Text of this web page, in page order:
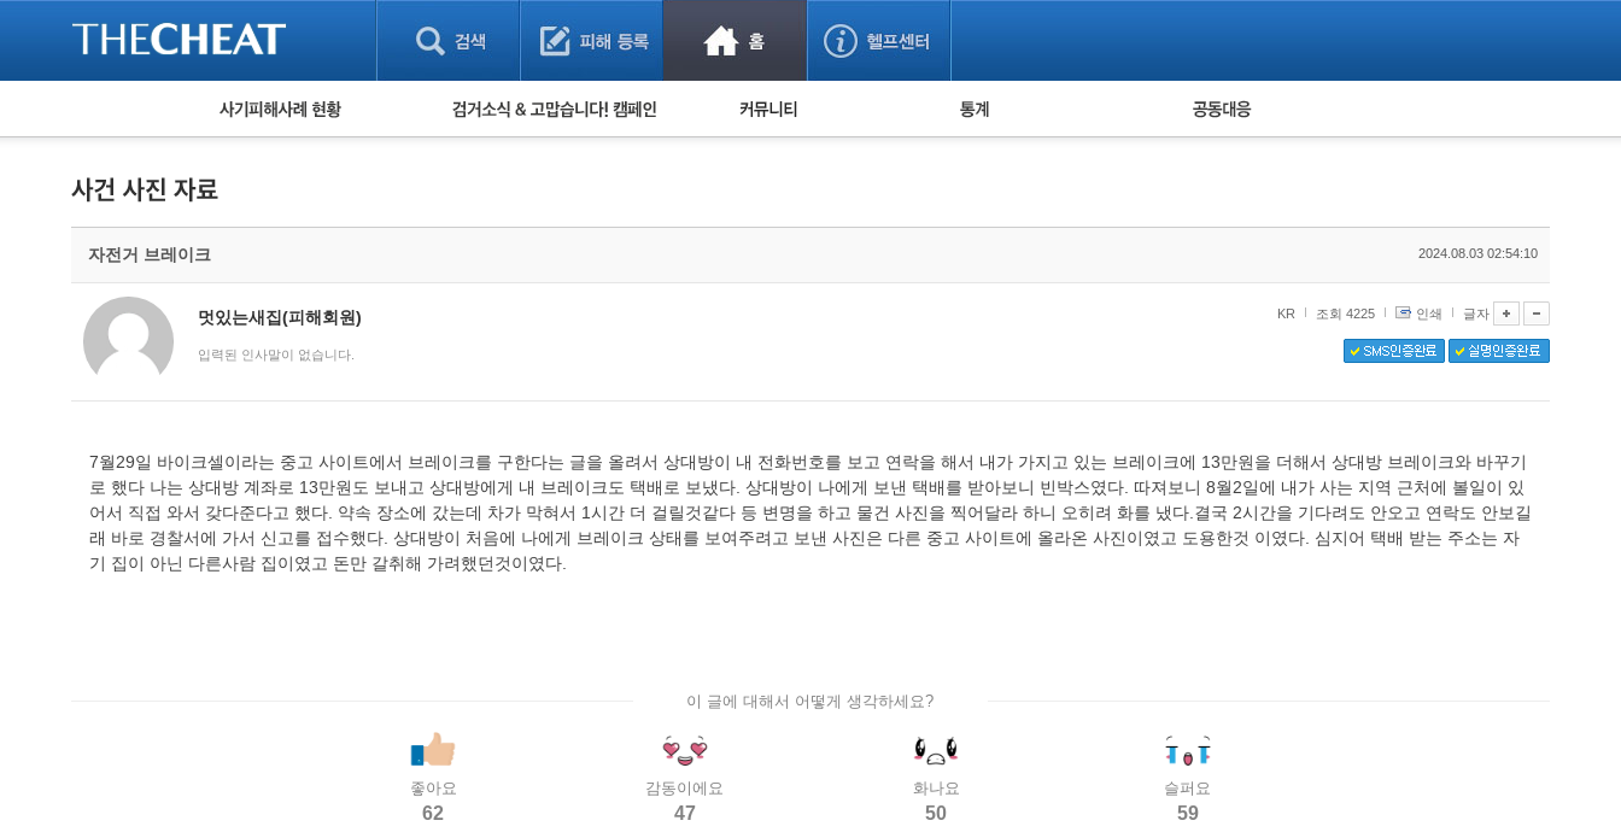
피해사례 현황
유해사이트 목록
비공개 피해사례
워킹홀리데이 피해사례
검거 소식 사기 예방했어요! 누적 피해사례 통계 피해자 공동대응
자전거 브레이크 2024.08.03 02:54:10
멋있는새집(피해회원)
입력된 인사말이 없습니다.
KR 조회 4225 인쇄 글자
7월29일 바이크셀이라는 중고 사이트에서 브레이크를 구한다는 글을 올려서 상대방이 내 전화번호를 보고 연락을 해서 내가 가지고 있는 브레이크에 13만원을 더해서 상대방 브레이크와 바꾸기
로 했다 나는 상대방 계좌로 13만원도 보내고 상대방에게 내 브레이크도 택배로 보냈다. 상대방이 나에게 보낸 택배를 받아보니 빈박스였다. 따져보니 8월2일에 내가 사는 지역 근처에 볼일이 있
어서 직접 와서 갖다준다고 했다. 약속 장소에 갔는데 차가 막혀서 1시간 더 걸릴것같다 등 변명을 하고 물건 사진을 찍어달라 하니 오히려 화를 냈다.결국 2시간을 기다려도 안오고 연락도 안보길
래 바로 경찰서에 가서 신고를 접수했다. 상대방이 처음에 나에게 브레이크 상태를 보여주려고 보낸 사진은 다른 중고 사이트에 올라온 사진이였고 도용한것 이였다. 심지어 택배 받는 주소는 자
기 집이 아닌 다른사람 집이였고 돈만 갈취해 가려했던것이였다.
이 글에 대해서 어떻게 생각하세요?
좋아요
62
감동이에요
47
화나요
50
슬퍼요
59